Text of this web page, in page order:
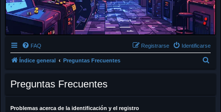
FAQ Identificarse
Registrarse
Índice general Preguntas Frecuentes
c
Preguntas Frecuentes
Problemas acerca de la identificación y el registro